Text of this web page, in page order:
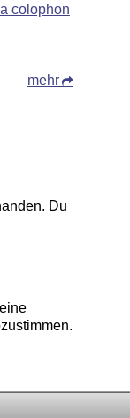
colophon
mehr
Du